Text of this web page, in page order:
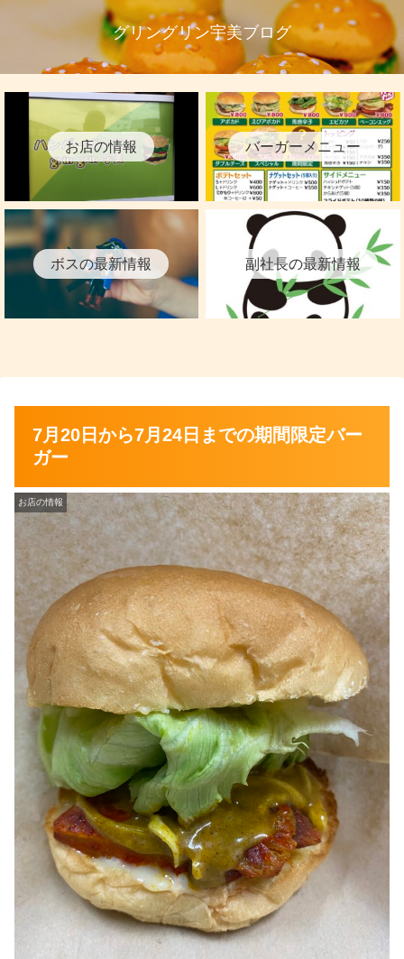
グリングリン宇美ブログ
お店の情報 バーガーメニュー
ボスの最新情報 副社長の最新情報
7月20日から7月24日までの期間限定バー
ガー
お店の情報